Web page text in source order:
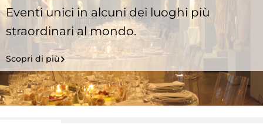
Eventi unici in alcuni dei luoghi più
straordinari al mondo.
Scopri di più